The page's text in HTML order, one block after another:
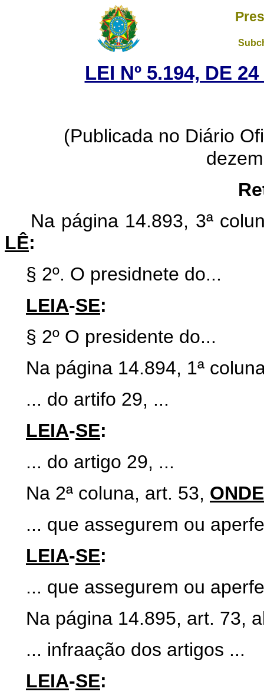
LEI Nº 5.194, DE
(Publicada no Diário
Na página 14.893, 3ª
LÊ:
§ 2º. O presidnete do...
LEIA-SE:
§ 2º O presidente do...
Na página 14.894, 1ª
... do artifo 29, ...
LEIA-SE:
... do artigo 29, ...
Na 2ª coluna, art. 53, ONDE
... que assegurem ou
LEIA-SE:
... que assegurem ou
Na página 14.895, art. 73,
... infraação dos artigos ...
LEIA-SE: